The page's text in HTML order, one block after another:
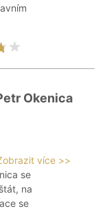
Okenica
více >>
se
na
se